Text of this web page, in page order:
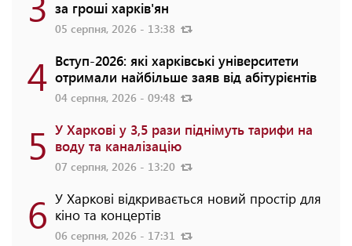
за гроші харків'ян
05 серпня, 2026 - 13:38
4 Вступ-2026: які харківські університети
отримали найбільше заяв від абітурієнтів
04 серпня, 2026 - 09:48
5 У Харкові у 3,5 рази піднімуть тарифи на
воду та каналізацію
07 серпня, 2026 - 13:20
6 У Харкові відкривається новий простір для
кіно та концертів
06 серпня, 2026 - 17:31